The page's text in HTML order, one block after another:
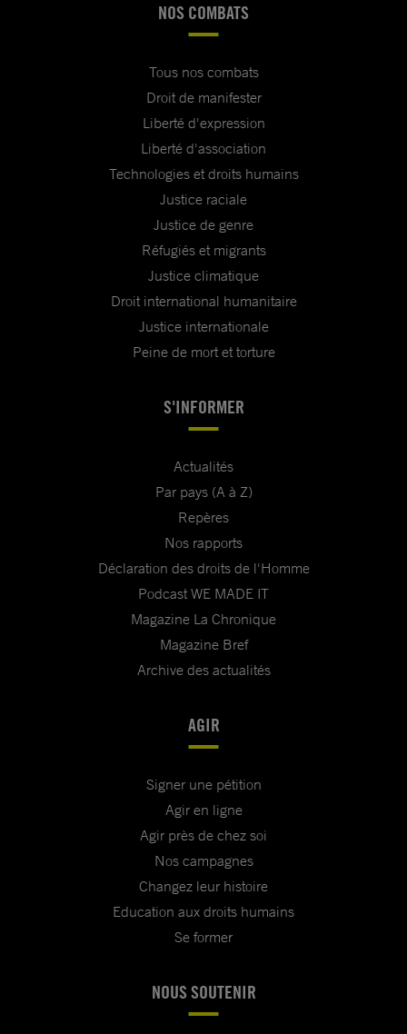
NOS COMBATS
Tous nos combats
Droit de manifester
Liberté d'expression
Liberté d'association
Technologies et droits humains
Justice raciale
Justice de genre
Réfugiés et migrants
Justice climatique
Droit international humanitaire
Justice internationale
Peine de mort et torture
S'INFORMER
Actualités
Par pays (A à Z)
Repères
Nos rapports
Déclaration des droits de l'Homme
Podcast WE MADE IT
Magazine La Chronique
Magazine Bref
Archive des actualités
AGIR
Signer une pétition
Agir en ligne
Agir près de chez soi
Nos campagnes
Changez leur histoire
Education aux droits humains
Se former
NOUS SOUTENIR